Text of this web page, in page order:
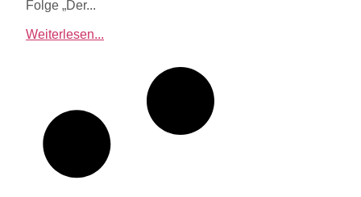
Folge „Der...
Weiterlesen...